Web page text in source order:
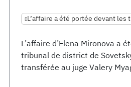
L’affaire a été portée devant les
L’affaire d’Elena Mironova a
tribunal de district de
transférée au juge Valery